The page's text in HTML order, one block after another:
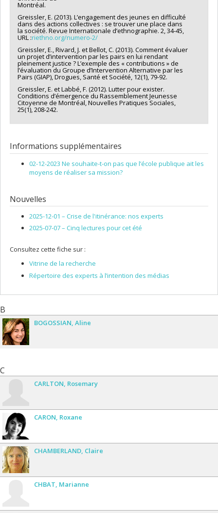
Greissler, E. (2013). L’engagement des jeunes en difficulté
dans des actions collectives : se trouver une place dans
la société. Revue Internationale d’ethnographie. 2, 34-45,
URL :riethno.org/numero-2/
Greissler, E., Rivard, J. et Bellot, C. (2013). Comment évaluer
un projet d’intervention par les pairs en lui rendant
pleinement justice ? L’exemple des « contributions » de
l’évaluation du Groupe d’Intervention Alternative par les
Pairs (GIAP), Drogues, Santé et Société, 12(1), 79-92.
Greissler, E. et Labbé, F. (2012). Lutter pour exister.
Conditions d’émergence du Rassemblement Jeunesse
Citoyenne de Montréal, Nouvelles Pratiques Sociales,
25(1), 208-242.
Informations supplémentaires
02-12-2023 Ne souhaite-t-on pas que l’école publique ait les
moyens de réaliser sa mission?
Nouvelles
2025-12-01 – Crise de l'itinérance: nos experts
2025-07-07 – Cinq lectures pour cet été
Consultez cette fiche sur :
Vitrine de la recherche
Répertoire des experts à l’intention des médias
B
BOGOSSIAN Aline
C
CARLTON Rosemary
CARON Roxane
CHAMBERLAND Claire
CHBAT Marianne